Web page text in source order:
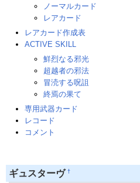
ノーマルカード
レアカード
レアカード作成表
ACTIVE SKILL
鮮烈なる邪光
超越者の邪法
冒涜する呪詛
終焉の果て
専用武器カード
レコード
コメント
ギュスターヴ †